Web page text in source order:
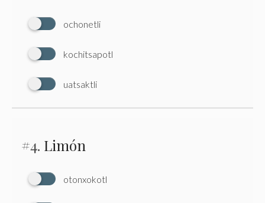
ochonetli
kochitsapotl
uatsaktli
#4. Limón
otonxokotl